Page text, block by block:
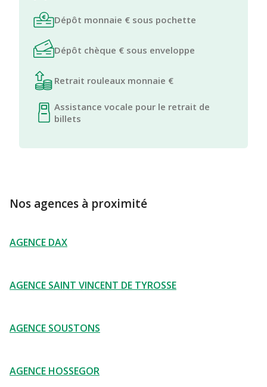
Dépôt monnaie € sous pochette
Dépôt chèque € sous enveloppe
Retrait rouleaux monnaie €
Assistance vocale pour le retrait de
billets
Nos agences à proximité
AGENCE DAX
AGENCE SAINT VINCENT DE TYROSSE
AGENCE SOUSTONS
AGENCE HOSSEGOR